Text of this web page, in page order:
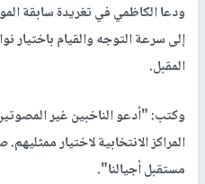
ودعا الكاظمي في تغريدة سابقة
إلى سرعة التوجه والقيام باختيار
المقبل.
وكتب: "أدعو الناخبين غير
المراكز الانتخابية لاختيار
مستقبل أجيالنا".